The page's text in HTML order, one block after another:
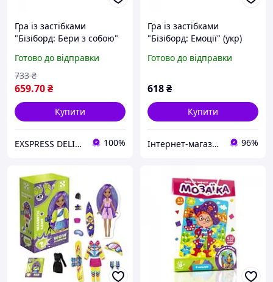
Гра із застібками
"Бізіборд: Бери з собою"
Готово до відправки
659.70₴
733 ₴
Купити
EXSPRESS DELIVERY 100%
Гра із застібками
"Бізіборд: Емоції" (укр)
Готово до відправки
618₴
Купити
Інтернет-магазин "NOWA" - товари для всієї родини! 96%